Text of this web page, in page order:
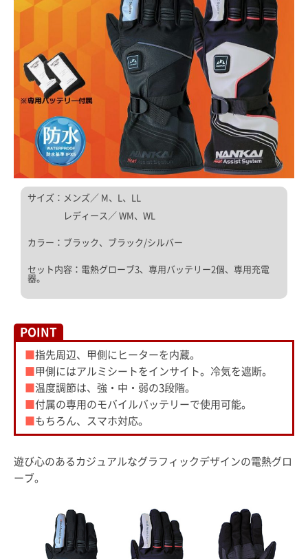
サイズ：メンズ／ M、L、LL
レディース／ WM、WL
カラー：ブラック、ブラック/シルバー
セット内容：電熱グローブ3、専用バッテリー2個、専用充電
器。
POINT
指先周辺、甲側にヒーターを内蔵。
甲側にはアルミシートをインサイト。冷気を遮断。
温度調節は、強・中・弱の3段階。
付属の専用のモバイルバッテリーで使用可能。
もちろん、スマホ対応。
遊び心のあるカジュアルなグラフィックデザインの電熱グロ
ーブ。